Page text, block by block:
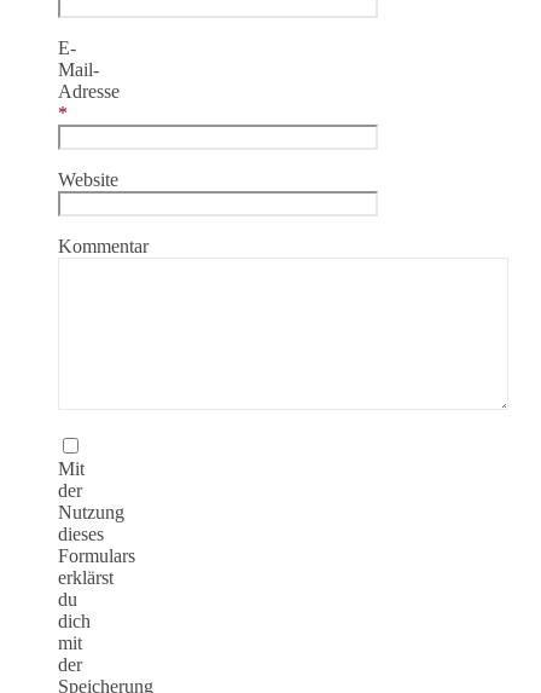
E-
Mail-
Adresse
*
Website
Kommentar
Mit
der
Nutzung
dieses
Formulars
erklärst
du
dich
mit
der
Speicherung